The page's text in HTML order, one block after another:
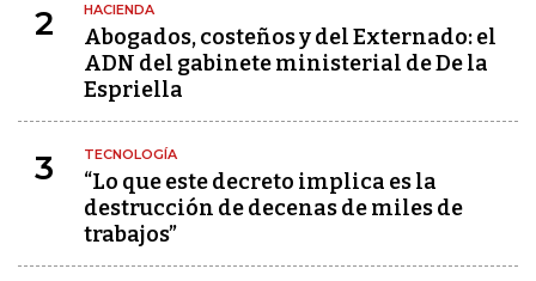
2 HACIENDA
Abogados, costeños y del Externado: el
ADN del gabinete ministerial de De la
Espriella
3 TECNOLOGÍA
“Lo que este decreto implica es la
destrucción de decenas de miles de
trabajos”